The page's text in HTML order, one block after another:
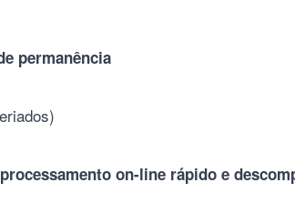
permanência
processamento on-line rápido e